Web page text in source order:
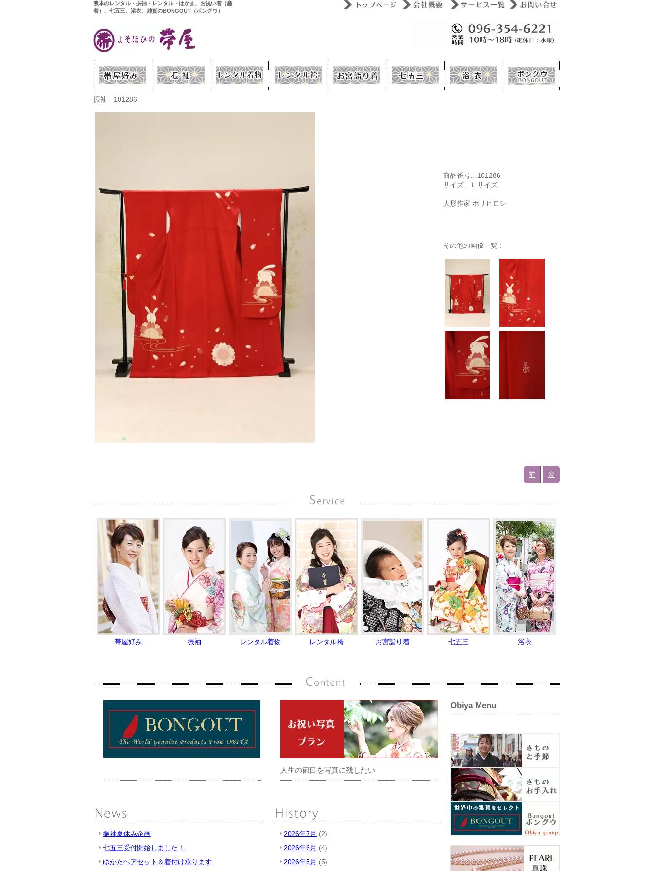
熊本のレンタル・振袖・レンタル・はかま、お祝い着（産
着）、七五三、浴衣、雑貨のBONGOUT（ボングウ）
振袖 101286
商品番号…101286
サイズ…Ｌサイズ
人形作家 ホリヒロシ
その他の画像一覧：
前 次
帯屋好み 振袖 レンタル着物 レンタル袴 お宮詣り着 七五三 浴衣
人生の節目を写真に残したい
振袖夏休み企画
七五三受付開始しました！
ゆかたヘアセット＆着付け承ります
2026年7月 (2)
2026年6月 (4)
2026年5月 (5)
Obiya Menu